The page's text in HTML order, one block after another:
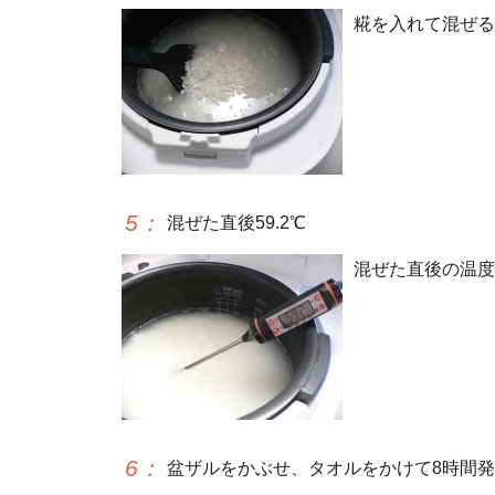
糀を入れて混ぜる
5 ： 混ぜた直後59.2℃
混ぜた直後の温
6 ： 盆ザルをかぶせ、タオルをかけて8時間